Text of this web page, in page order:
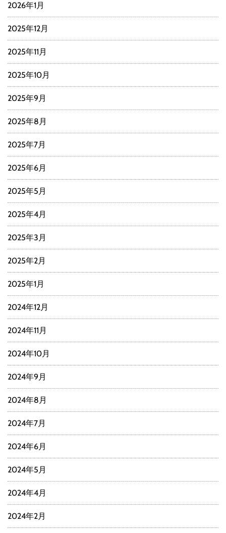
2026年1月
2025年12月
2025年11月
2025年10月
2025年9月
2025年8月
2025年7月
2025年6月
2025年5月
2025年4月
2025年3月
2025年2月
2025年1月
2024年12月
2024年11月
2024年10月
2024年9月
2024年8月
2024年7月
2024年6月
2024年5月
2024年4月
2024年2月